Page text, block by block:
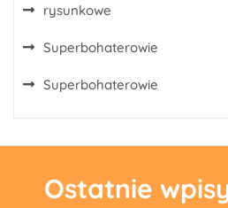
rysunkowe
Superbohaterowie
Superbohaterowie
Ostatnie